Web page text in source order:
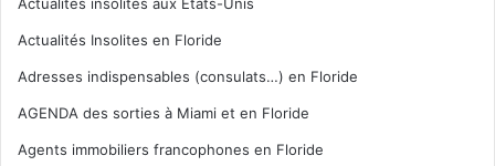
Actualités Insolites en Floride
Adresses indispensables (consulats…) en Floride
AGENDA des sorties à Miami et en Floride
Agents immobiliers francophones en Floride